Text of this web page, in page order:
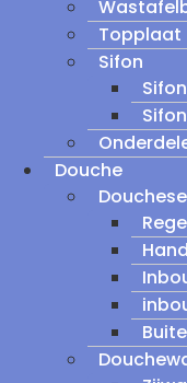
Topplaat
Sifon
Sifon
Douche